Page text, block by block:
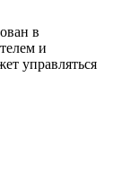
в
и
управляться